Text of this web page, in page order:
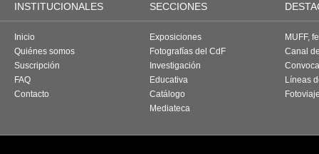
INSTITUCIONALES SECCIONES
Inicio
Quiénes somos
Suscripción
FAQ
Contacto
Exposiciones
Fotografías del CdF
Investigación
Educativa
Catálogo
Mediateca
MUFF,
Canal
Líneas